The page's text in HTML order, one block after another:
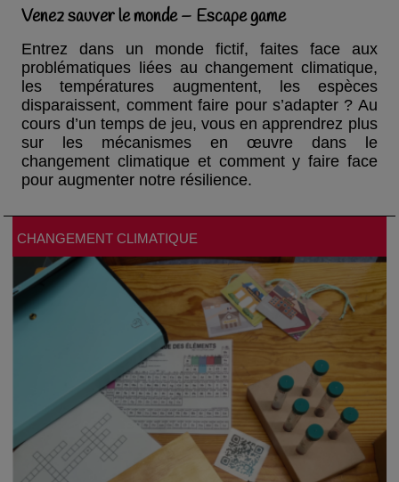
Venez sauver le monde – Escape game
Entrez dans un monde fictif, faites face aux
problématiques liées au changement climatique,
les températures augmentent, les espèces
disparaissent, comment faire pour s’adapter ? Au
cours d’un temps de jeu, vous en apprendrez plus
sur les mécanismes en œuvre dans le
changement climatique et comment y faire face
pour augmenter notre résilience.
CHANGEMENT CLIMATIQUE